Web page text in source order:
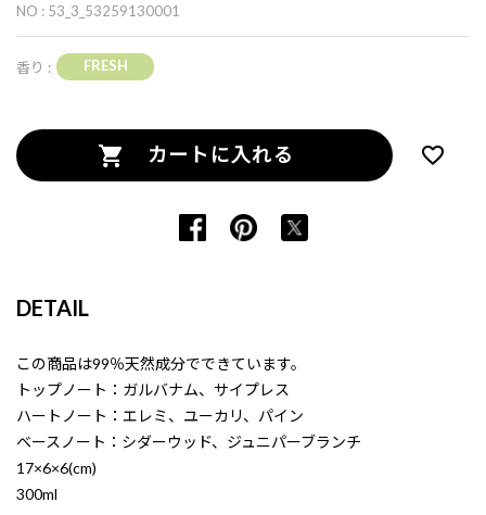
NO : 53_3_53259130001
香り : FRESH
カートに入れる
DETAIL
この商品は99％天然成分でできています。
トップノート：ガルバナム、サイプレス
ハートノート：エレミ、ユーカリ、パイン
ベースノート：シダーウッド、ジュニパーブランチ
17×6×6(cm)
300ml